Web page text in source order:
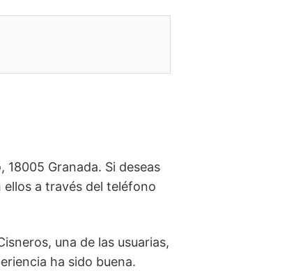
Granada. Si deseas
a través del teléfono
una de las usuarias,
ha sido buena.